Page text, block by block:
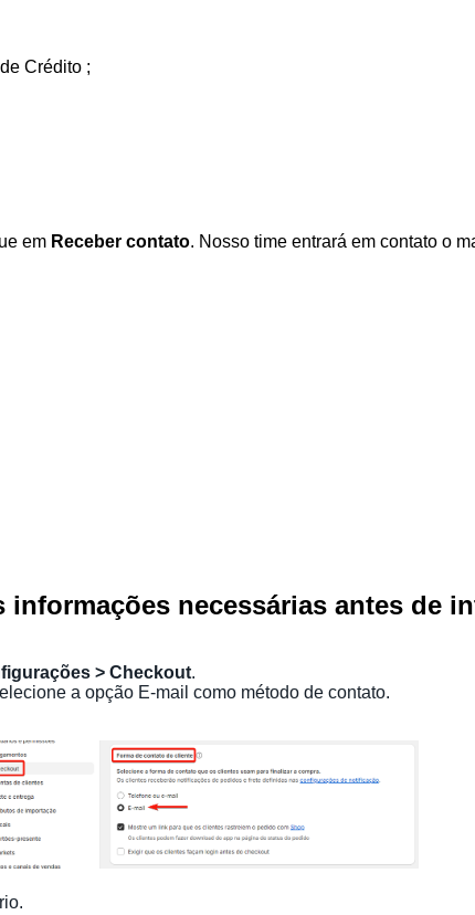
Crédito ;
em Receber contato. Nosso time entrará em contato o
necessárias antes de
> Checkout.
a opção E-mail como método de contato.